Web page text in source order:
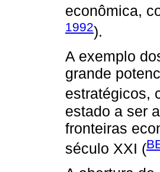
econômica,
1992).
A exemplo
grande
estratégicos,
estado a ser
fronteiras
século XXI (